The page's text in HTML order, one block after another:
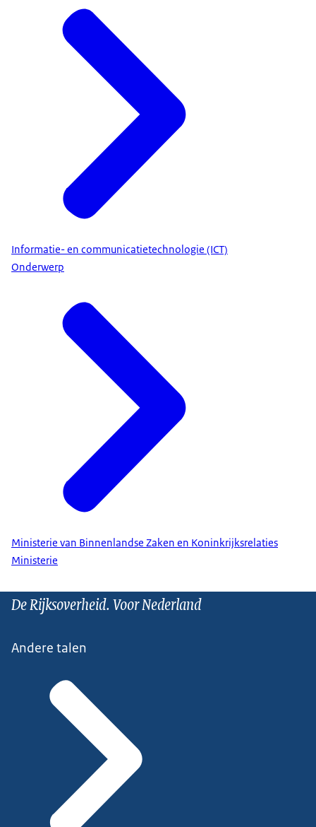
Informatie- en communicatietechnologie (ICT)
Onderwerp
Ministerie van Binnenlandse Zaken en Koninkrijksrelaties
Ministerie
De Rijksoverheid. Voor Nederland
Andere talen